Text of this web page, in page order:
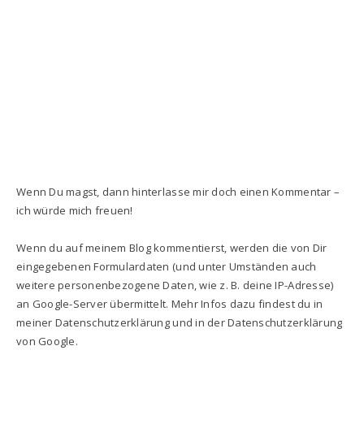
Wenn Du magst, dann hinterlasse mir doch einen Kommentar –
ich würde mich freuen!
Wenn du auf meinem Blog kommentierst, werden die von Dir
eingegebenen Formulardaten (und unter Umständen auch
weitere personenbezogene Daten, wie z. B. deine IP-Adresse)
an Google-Server übermittelt. Mehr Infos dazu findest du in
meiner Datenschutzerklärung und in der Datenschutzerklärung
von Google.